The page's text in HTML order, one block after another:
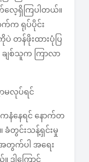
ေ့ရှိကြပါတယ်။
က ရုပ်ပိုင်း
တန်ဖိုးထားပုံပြ
ချစ်သူက ကြာလာ
ာမလုပ်ရင်
နံနေရင် နောက်တ
ခံတွင်းသန့်ရှင်းမှု
အတွက်ပါ အရေး
ဒါ့ကြောင့်